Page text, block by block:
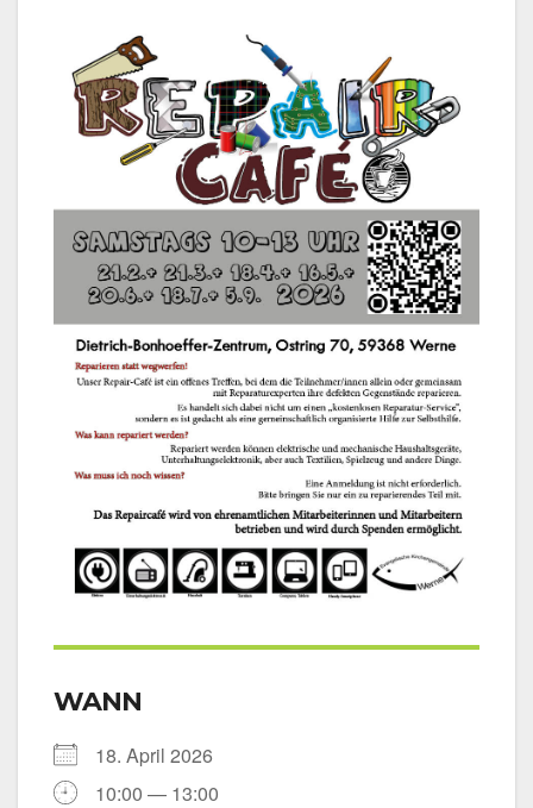
WANN
18. April 2026
10:00 — 13:00